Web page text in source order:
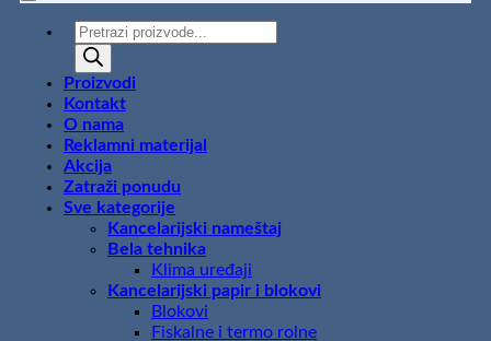
Products
search
Proizvodi
Kontakt
O nama
Reklamni materijal
Akcija
Zatraži ponudu
Sve kategorije
Kancelarijski nameštaj
Bela tehnika
Klima uređaji
Kancelarijski papir i blokovi
Blokovi
Fiskalne i termo rolne